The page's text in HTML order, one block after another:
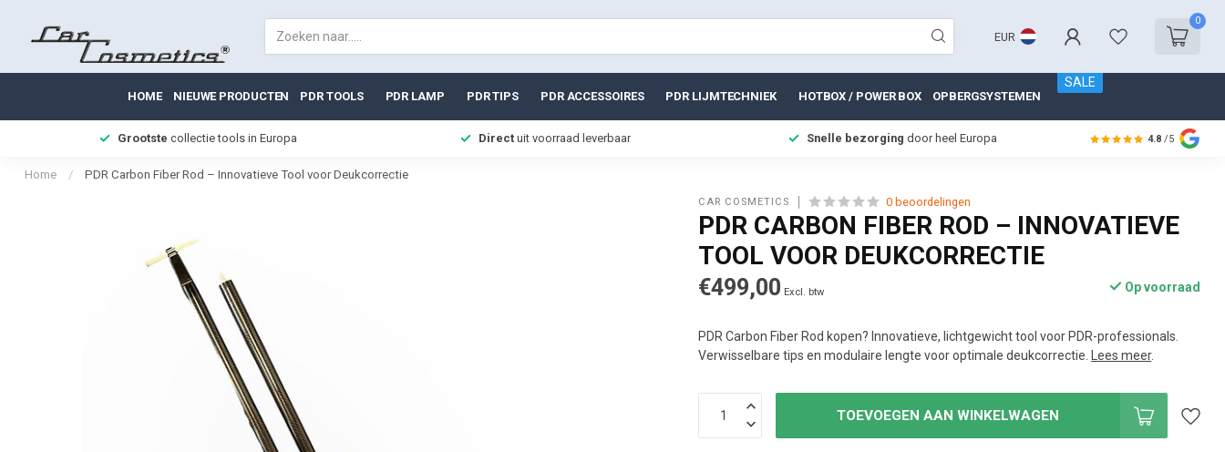
EUR
0
HOME NIEUWE PRODUCTEN PDR TOOLS PDR LAMP PDR TIPS PDR ACCESSOIRES PDR LIJMTECHNIEK HOTBOX / POWER BOX OPBERGSYSTEMEN
SALE
Grootste collectie tools in Europa Direct uit voorraad leverbaar Snelle bezorging door heel Europa 4.8 /5
Home / PDR Carbon Fiber Rod – Innovatieve Tool voor Deukcorrectie
CAR COSMETICS 0 beoordelingen
PDR CARBON FIBER ROD – INNOVATIEVE
TOOL VOOR DEUKCORRECTIE
€499,00 Excl. btw Op voorraad
PDR Carbon Fiber Rod kopen? Innovatieve, lichtgewicht tool voor PDR-professionals.
Verwisselbare tips en modulaire lengte voor optimale deukcorrectie.
Lees meer.
TOEVOEGEN AAN WINKELWAGEN